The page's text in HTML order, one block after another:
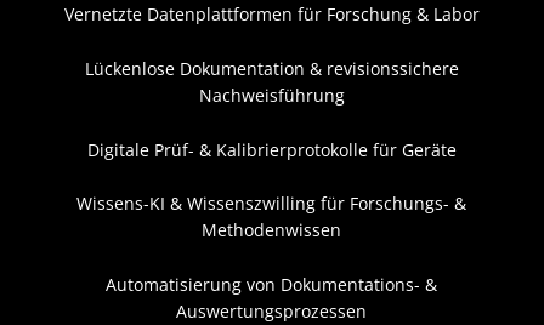
Vernetzte Datenplattformen für Forschung & Labor
Lückenlose Dokumentation & revisionssichere
Nachweisführung
Digitale Prüf- & Kalibrierprotokolle für Geräte
Wissens-KI & Wissenszwilling für Forschungs- &
Methodenwissen
Automatisierung von Dokumentations- &
Auswertungsprozessen